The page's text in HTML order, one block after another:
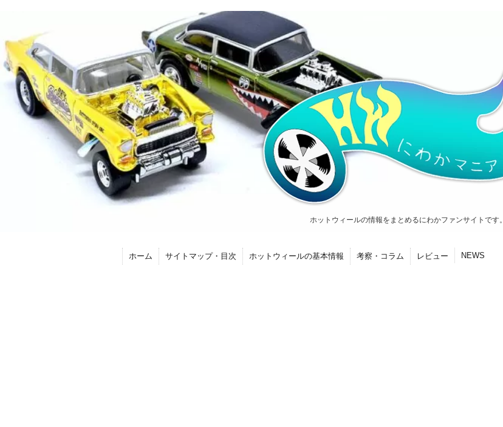
ホットウィールの情報をまとめるにわかファンサイトです。
ホーム サイトマップ・目次 ホットウィールの基本情報 考察・コラム レビュー NEWS